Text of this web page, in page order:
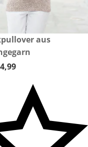
€ 49,99
€ 49,99
aus